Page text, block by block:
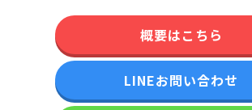
概要はこちら
LINEお問い合わせ